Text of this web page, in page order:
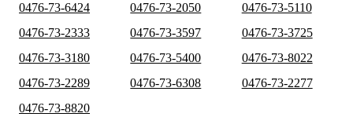
0476-73-6424
0476-73-2050
0476-73-5110
0476-73-2333
0476-73-3597
0476-73-3725
0476-73-3180
0476-73-5400
0476-73-8022
0476-73-2289
0476-73-6308
0476-73-2277
0476-73-8820